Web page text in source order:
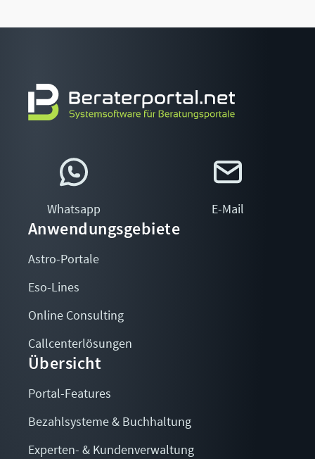
Whatsapp E-Mail
Anwendungsgebiete
Astro-Portale
Eso-Lines
Online Consulting
Callcenterlösungen
Übersicht
Portal-Features
Bezahlsysteme & Buchhaltung
Experten- & Kundenverwaltung